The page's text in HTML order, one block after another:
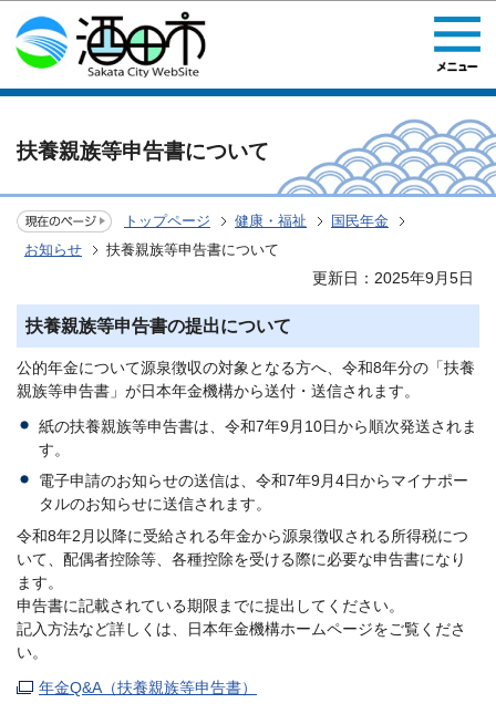
このページの本文へ移動
扶養親族等申告書について
トップページ 健康・福祉
国民年金
お知らせ
扶養親族等申告書について
更新日：2025年9月5日
扶養親族等申告書の提出について
公的年金について源泉徴収の対象となる方へ、令和8年分の「扶養
親族等申告書」が日本年金機構から送付・送信されます。
紙の扶養親族等申告書は、令和7年9月10日から順次発送されま
す。
電子申請のお知らせの送信は、令和7年9月4日からマイナポー
タルのお知らせに送信されます。
令和8年2月以降に受給される年金から源泉徴収される所得税につ
いて、配偶者控除等、各種控除を受ける際に必要な申告書になり
ます。
申告書に記載されている期限までに提出してください。
記入方法など詳しくは、日本年金機構ホームページをご覧くださ
い。
年金Q&A（扶養親族等申告書）